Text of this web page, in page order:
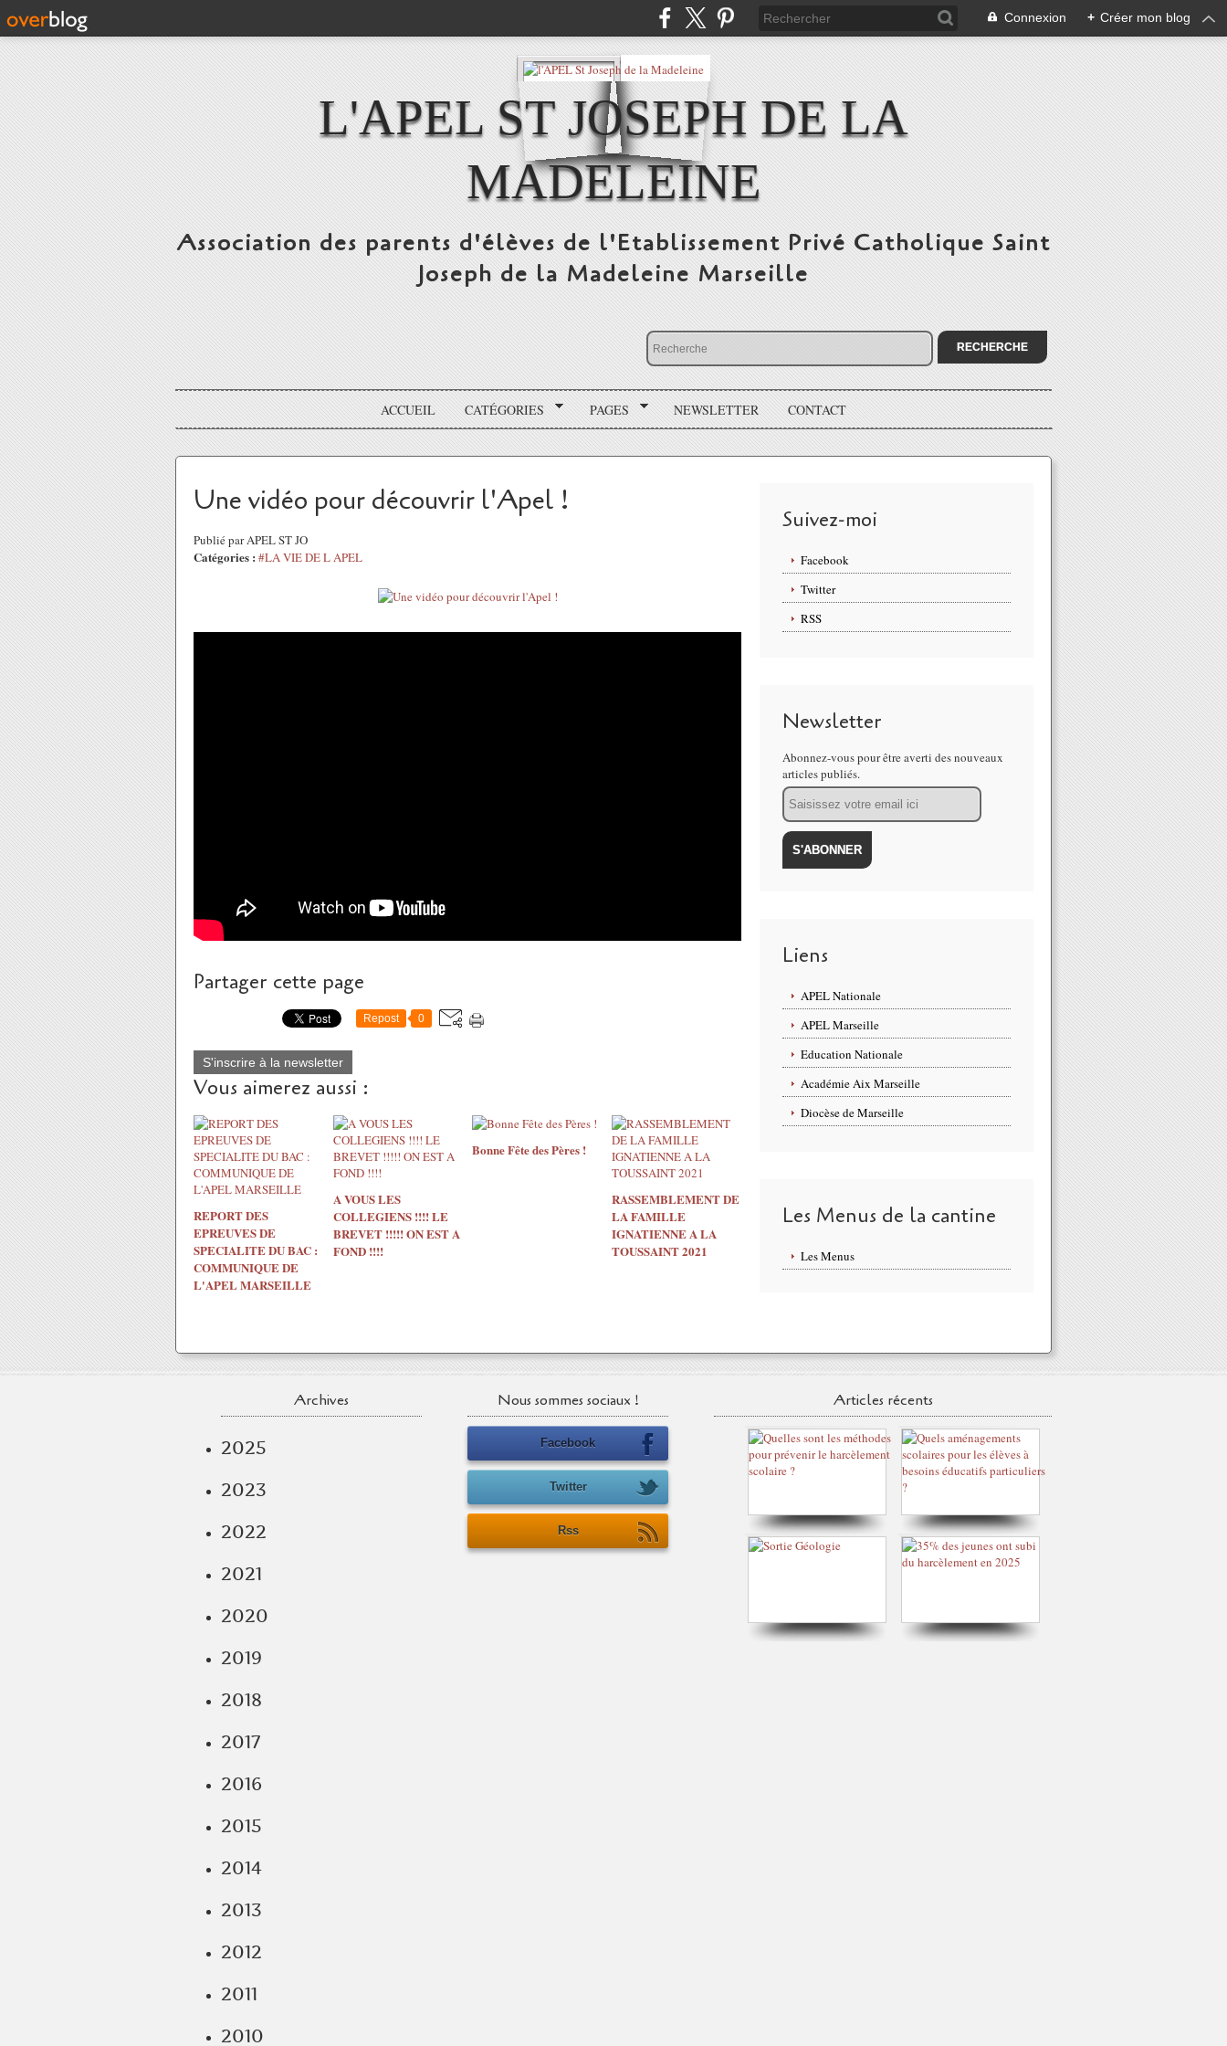
Connexion + Créer mon blog
L'APEL ST JOSEPH DE LA
MADELEINE
Association des parents d'élèves de l'Etablissement Privé Catholique Saint
Joseph de la Madeleine Marseille
ACCUEIL CATÉGORIES PAGES NEWSLETTER CONTACT
Une vidéo pour découvrir l'Apel !
Publié par APEL ST JO
Catégories : #LA VIE DE L APEL
Partager cette page
Repost 0
S'inscrire à la newsletter
Vous aimerez aussi :
REPORT DES
EPREUVES DE
SPECIALITE DU BAC :
COMMUNIQUE DE
L'APEL MARSEILLE
A VOUS LES
COLLEGIENS !!!! LE
BREVET !!!!! ON EST A
FOND !!!!
Bonne Fête des Pères !
RASSEMBLEMENT DE
LA FAMILLE
IGNATIENNE A LA
TOUSSAINT 2021
Suivez-moi
Facebook
Twitter
RSS
Newsletter
Abonnez-vous pour être averti des nouveaux
articles publiés.
Email
Liens
APEL Nationale
APEL Marseille
Education Nationale
Académie Aix Marseille
Diocèse de Marseille
Les Menus de la cantine
Les Menus
Archives
2025
2023
2022
2021
2020
2019
2018
2017
2016
2015
2014
2013
2012
2011
2010
Nous sommes sociaux !
Facebook
Twitter
Rss
Articles récents